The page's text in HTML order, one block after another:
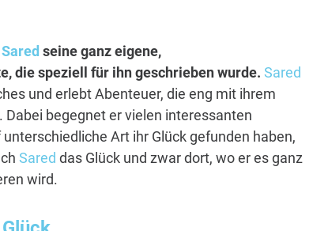
Sared seine ganz eigene,
die speziell für ihn geschrieben wurde. Sared
und erlebt Abenteuer, die eng mit ihrem
begegnet er vielen interessanten
Art ihr Glück gefunden haben,
Sared das Glück und zwar dort, wo er es ganz
wird.